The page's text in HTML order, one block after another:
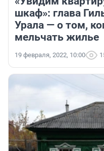
шкаф»: глава
Урала — о том,
мельчать жилье
19 февраля, 2022, 10:00